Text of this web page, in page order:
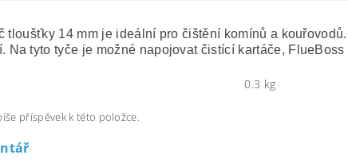
tloušťky 14 mm je ideální pro čištění komínů a
Na tyto tyče je možné napojovat čistící kartáče,
0.3 kg
příspěvek k této položce.